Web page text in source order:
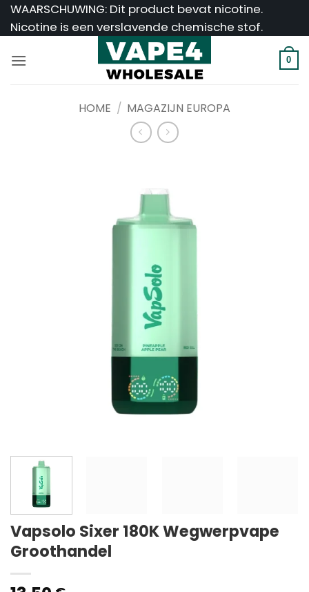
Ga
naar
WAARSCHUWING: Dit product bevat nicotine.
Nicotine is een verslavende chemische stof.
0
HOME / MAGAZIJN EUROPA
Vapsolo Sixer 180K Wegwerpvape
Groothandel